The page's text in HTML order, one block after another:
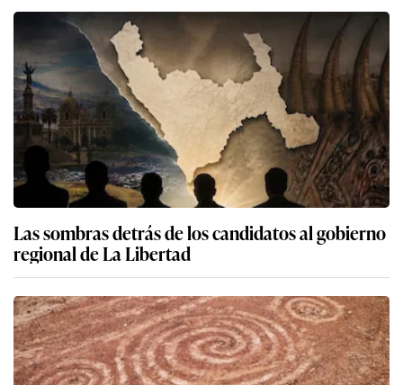
Las sombras detrás de los candidatos al gobierno
regional de La Libertad